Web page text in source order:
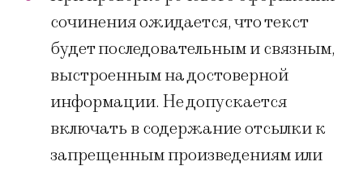
сочинения ожидается, что текст
будет последовательным и связным,
выстроенным на достоверной
информации. Не допускается
включать в содержание отсылки к
запрещенным произведениям или